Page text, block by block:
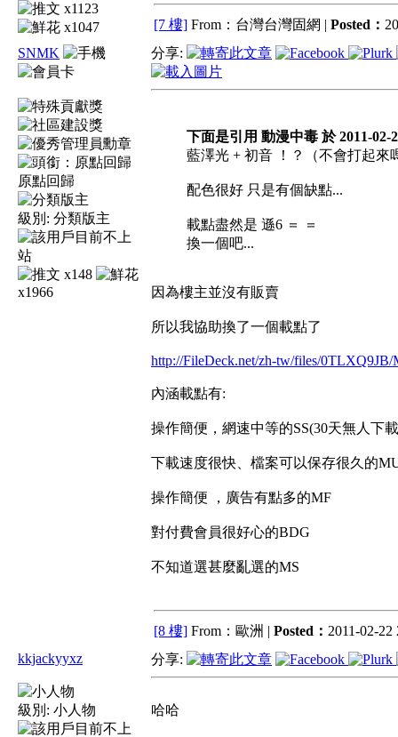
x1123
x1047
[7 樓] From：台灣台灣固網 | Posted：
SNMK
原點回歸
級別: 分類版主
x148
x1966
分享:
下面是引用 動漫中毒 於 2011-02-
藍澤光 + 初音 ！？（不會打起來
配色很好 只是有個缺點...
載點盡然是 遜6 ＝ ＝
換一個吧...
因為樓主並沒有販賣
所以我協助換了一個載點了
http://FileDeck.net/zh-tw/files/
內涵載點有:
操作簡便，網速中等的SS(30天無人下
下載速度很快、檔案可以保存很久的
操作簡便 ，廣告有點多的MF
對付費會員很好心的BDG
不知道選甚麼亂選的MS
[8 樓] From：歐洲 | Posted： 2011-02-22
kkjackyyxz
級別: 小人物
分享:
哈哈